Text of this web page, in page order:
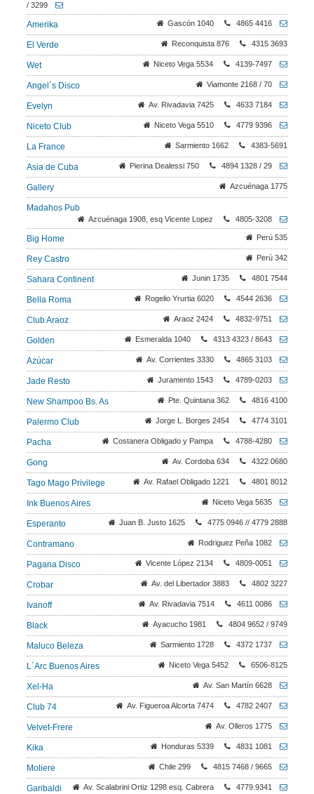
/ 3299
Amerika Gascón 1040 4865 4416
El Verde Reconquista 876 4315 3693
Wet Niceto Vega 5534 4139-7497
Angel´s Disco Viamonte 2168 / 70
Evelyn Av. Rivadavia 7425 4633 7184
Niceto Club Niceto Vega 5510 4779 9396
La France Sarmiento 1662 4383-5691
Asia de Cuba Pierina Dealessi 750 4894 1328 / 29
Gallery Azcuénaga 1775
Madahos Pub
Azcuénaga 1908, esq Vicente Lopez 4805-3208
Big Home Perú 535
Rey Castro Perú 342
Sahara Continent Junin 1735 4801 7544
Bella Roma Rogelio Yrurtia 6020 4544 2636
Club Araoz Araoz 2424 4832-9751
Golden Esmeralda 1040 4313 4323 / 8643
Azúcar Av. Corrientes 3330 4865 3103
Jade Resto Juramento 1543 4789-0203
New Shampoo Bs. As Pte. Quintana 362 4816 4100
Palermo Club Jorge L. Borges 2454 4774 3101
Pacha Costanera Obligado y Pampa 4788-4280
Gong Av. Cordoba 634 4322 0680
Tago Mago Privilege Av. Rafael Obligado 1221 4801 8012
Ink Buenos Aires Niceto Vega 5635
Esperanto Juan B. Justo 1625 4775 0946 // 4779 2888
Contramano Rodriguez Peña 1082
Pagana Disco Vicente López 2134 4809-0051
Crobar Av. del Libertador 3883 4802 3227
Ivanoff Av. Rivadavia 7514 4611 0086
Black Ayacucho 1981 4804 9652 / 9749
Maluco Beleza Sarmiento 1728 4372 1737
L´Arc Buenos Aires Niceto Vega 5452 6506-8125
Xel-Ha Av. San Martín 6628
Club 74 Av. Figueroa Alcorta 7474 4782 2407
Velvet-Frere Av. Olleros 1775
Kika Honduras 5339 4831 1081
Moliere Chile 299 4815 7468 / 9665
Garibaldi Av. Scalabrini Ortiz 1298 esq. Cabrera 4779.9341